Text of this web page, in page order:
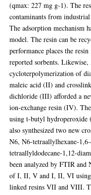
(qmax: 227 mg g-1). The
contaminants from
The adsorption mechanism
model. The resin can be
performance places the
reported sorbents.
cycloterpolymerization of
maleic acid (II) and
dichloride (III) afforded a
ion-exchange resin (IV).
using t-butyl hydroperoxide
also synthesized two new
N6, N6-tetraallylhexane-
tetraallyldodecane-1,12-
been analyzed by FTIR and
of I, II, V and I, II, VI using
linked resins VII and VIII.